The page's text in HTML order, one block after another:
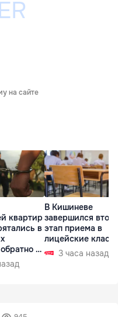
на сайте
квартир
в
в
В Кишиневе
завершился
этап приема в
лицейские
3 часа назад